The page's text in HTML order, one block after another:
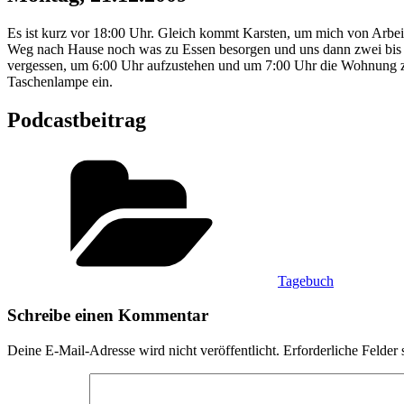
Es ist kurz vor 18:00 Uhr. Gleich kommt Karsten, um mich von
Weg nach Hause noch was zu Essen besorgen und uns dann zwei
vergessen, um 6:00 Uhr aufzustehen und um 7:00 Uhr die
Taschenlampe ein.
Podcastbeitrag
Tagebuch
Schreibe einen Kommentar
Deine E-Mail-Adresse wird nicht veröffentlicht. Erforderliche Felder